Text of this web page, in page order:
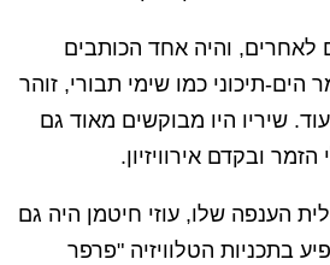
לאחרים, והיה אחד הכותבים
הים-תיכוני כמו שימי תבורי, זוהר
שיריו היו מבוקשים מאוד גם
ובקדם אירוויזיון.
הענפה שלו, עוזי חיטמן היה גם
בתכניות הטלוויזיה "פרפר